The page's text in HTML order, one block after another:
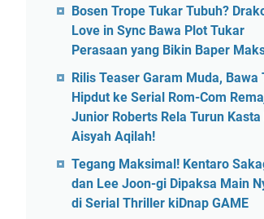
Bosen Trope Tukar Tubuh?
Love in Sync Bawa Plot Tukar
Perasaan yang Bikin Baper
Rilis Teaser Garam Muda, Bawa
Hipdut ke Serial Rom-Com
Junior Roberts Rela Turun Kasta
Aisyah Aqilah!
Tegang Maksimal! Kentaro
dan Lee Joon-gi Dipaksa Main
di Serial Thriller kiDnap GAME